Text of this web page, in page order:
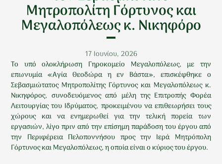
Μητροπολίτη Γόρτυνος και
Μεγαλοπόλεως κ. Νικηφόρο
17 Ιουνίου, 2026
Το υπό ολοκλήρωση Γηροκομείο Μεγαλοπόλεως, με την
επωνυμία «Αγία Θεοδώρα η εν Βάστα», επισκέφθηκε ο
Σεβασμιώτατος Μητροπολίτης Γόρτυνος και Μεγαλοπόλεως κ.
Νικηφόρος, συνοδευόμενος από μέλη της Επιτροπής Φορέα
Λειτουργίας του Ιδρύματος, προκειμένου να επιθεωρήσει τους
χώρους και να ενημερωθεί για την τελική πορεία των
εργασιών, λίγο πριν από την επίσημη παράδοση του έργου από
την Περιφέρεια Πελοποννήσου προς την Ιερά Μητρόπολη
Γόρτυνος και Μεγαλοπόλεως, η οποία είναι ο κύριος του έργου.